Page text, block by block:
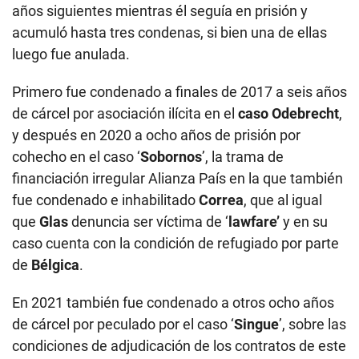
años siguientes mientras él seguía en prisión y
acumuló hasta tres condenas, si bien una de ellas
luego fue anulada.
Primero fue condenado a finales de 2017 a seis años
de cárcel por asociación ilícita en el caso Odebrecht,
y después en 2020 a ocho años de prisión por
cohecho en el caso ‘Sobornos’, la trama de
financiación irregular Alianza País en la que también
fue condenado e inhabilitadoCorrea, que al igual
que Glasdenuncia ser víctima de ‘ lawfare’y en su
caso cuenta con la condición de refugiado por parte
de Bélgica.
En 2021 también fue condenado a otros ocho años
de cárcel por peculado por el caso ‘Singue’, sobre las
condiciones de adjudicación de los contratos de este